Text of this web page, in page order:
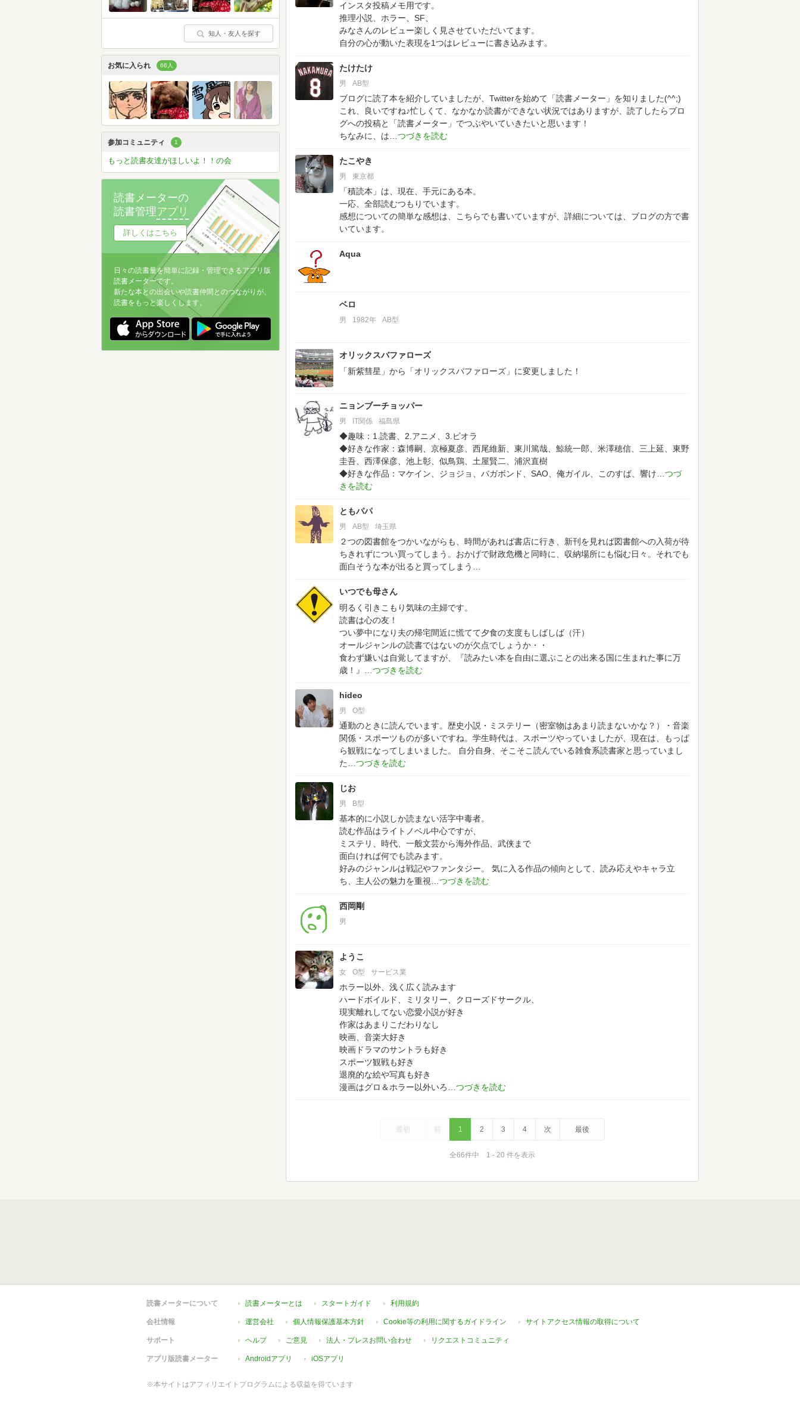
インスタ投稿メモ用です。
推理小説、ホラー、SF、
みなさんのレビュー楽しく見させていただいてます。
自分の心が動いた表現を1つはレビューに書き込みます。
たけたけ
男 AB型
ブログに読了本を紹介していましたが、Twitterを始めて「読書メーター」を知りました(^^;)
これ、良いですね♪忙しくて、なかなか読書ができない状況ではありますが、読了したらブロ
グへの投稿と「読書メーター」でつぶやいていきたいと思います！
ちなみに、は
たこやき
男 東京都
「積読本」は、現在、手元にある本。
一応、全部読むつもりでいます。
感想についての簡単な感想は、こちらでも書いていますが、詳細については、ブログの方で書
いています。
Aqua
ベロ
男 1982年 AB型
オリックスバファローズ
「新紫彗星」から「オリックスバファローズ」に変更しました！
ニョンブーチョッパー
男 IT関係 福島県
◆趣味：1.読書、2.アニメ、3.ビオラ
◆好きな作家：森博嗣、京極夏彦、西尾維新、東川篤哉、鯨統一郎、米澤穂信、三上延、東野
圭吾、西澤保彦、池上彰、似鳥鶏、土屋賢二、浦沢直樹
◆好きな作品：マケイン、ジョジョ、バガボンド、SAO、俺ガイル、このすば、響け
ともパパ
男 AB型 埼玉県
２つの図書館をつかいながらも、時間があれば書店に行き、新刊を見れば図書館への入荷が待
ちきれずについ買ってしまう。おかげで財政危機と同時に、収納場所にも悩む日々。それでも
面白そうな本が出ると買ってしまう…
いつでも母さん
明るく引きこもり気味の主婦です。
読書は心の友！
つい夢中になり夫の帰宅間近に慌てて夕食の支度もしばしば（汗）
オールジャンルの読書ではないのが欠点でしょうか・・
食わず嫌いは自覚してますが、『読みたい本を自由に選ぶことの出来る国に生まれた事に万
歳！』
hideo
男 O型
通勤のときに読んでいます。歴史小説・ミステリー（密室物はあまり読まないかな？）・音楽
関係・スポーツものが多いですね。学生時代は、スポーツやっていましたが、現在は、もっぱ
ら観戦になってしまいました。
自分自身、そこそこ読んでいる雑食系読書家と思っていまし
た
じお
男 B型
基本的に小説しか読まない活字中毒者。
読む作品はライトノベル中心ですが、
ミステリ、時代、一般文芸から海外作品、武侠まで
面白ければ何でも読みます。
好みのジャンルは戦記やファンタジー。
気に入る作品の傾向として、読み応えやキャラ立
ち、主人公の魅力を重視
西岡剛
男
ようこ
女 O型 サービス業
ホラー以外、浅く広く読みます
ハードボイルド、ミリタリー、クローズドサークル、
現実離れしてない恋愛小説が好き
作家はあまりこだわりなし
映画、音楽大好き
映画ドラマのサントラも好き
スポーツ観戦も好き
退廃的な絵や写真も好き
漫画はグロ＆ホラー以外いろ
最初 前 1 2 3 4 次 最後
全66件中 1 - 20 件を表示
知人・友人を探す
お気に入られ 66人
参加コミュニティ 1
もっと読書友達がほしいよ！！の会
読書メーターの
読書管理アプリ
詳しくはこちら
日々の読書量を簡単に記録・管理できるアプリ版
読書メーターです。
新たな本との出会いや読書仲間とのつながりが、
読書をもっと楽しくします。
読書メーターについて 読書メーターとは スタートガイド 利用規約
会社情報 運営会社 個人情報保護基本方針 Cookie等の利用に関するガイドライン サイトアクセス情報の取得について
サポート ヘルプ ご意見 法人・プレスお問い合わせ リクエストコミュニティ
アプリ版読書メーター Androidアプリ iOSアプリ
※本サイトはアフィリエイトプログラムによる収益を得ています